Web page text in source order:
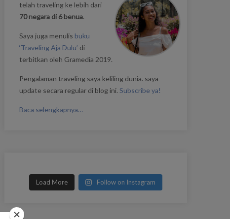
telah traveling ke lebih dari
70 negara di 6 benua.
Saya juga menulis buku
‘Traveling Aja Dulu’ di
terbitkan oleh Gramedia 2019.
Pengalaman traveling saya keliling dunia. saya
update secara regular di blog ini. Subscribe ya!
Baca selengkapnya…
Load More Follow on Instagram